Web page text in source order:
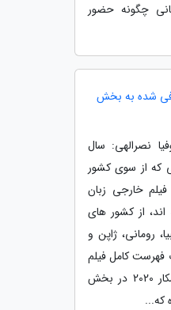
چگونه حضور
شده به بخش
نصرالهی: سال
که از سوی کشور
خارجی زبان
شده اند، از کشور های
رومانی، ژاپن و
کامل فیلم
های معرفی شده به اسکار 2020 در بخش
که...